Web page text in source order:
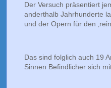
Der Versuch präsentiert
anderthalb Jahrhunderte
und der Opern für den
Das sind folglich auch 19
Sinnen Befindlicher sich